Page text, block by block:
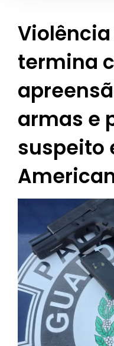
termina
armas e
suspeito